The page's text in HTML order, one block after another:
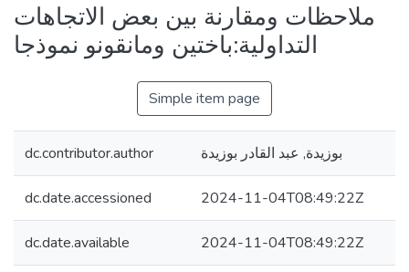
ملاحظات ومقارنة بين بعض الاتجاهات
التداولية:باختين ومانقونو نموذجا
Simple item page
dc.contributor.author بوزيدة, عبد القادر بوزيدة
dc.date.accessioned 2024-11-04T08:49:22Z
dc.date.available 2024-11-04T08:49:22Z